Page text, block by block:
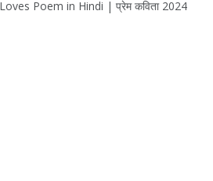
Poem in Hindi | प्रेम कविता 2024